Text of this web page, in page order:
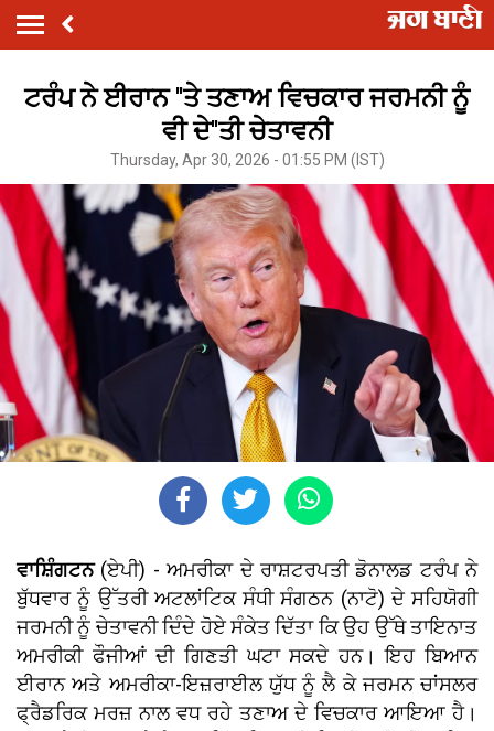
ਟਰੰਪ ਨੇ ਈਰਾਨ ''ਤੇ ਤਣਾਅ ਵਿਚਕਾਰ ਜਰਮਨੀ ਨੂੰ
ਵੀ ਦੇ''ਤੀ ਚੇਤਾਵਨੀ
Thursday, Apr 30, 2026 - 01:55 PM (IST)
ਵਾਸ਼ਿੰਗਟਨ(ਏਪੀ) - ਅਮਰੀਕਾ ਦੇ ਰਾਸ਼ਟਰਪਤੀ ਡੋਨਾਲਡ ਟਰੰਪ ਨੇ
ਬੁੱਧਵਾਰ ਨੂੰ ਉੱਤਰੀ ਅਟਲਾਂਟਿਕ ਸੰਧੀ ਸੰਗਠਨ (ਨਾਟੋ) ਦੇ ਸਹਿਯੋਗੀ
ਜਰਮਨੀ ਨੂੰ ਚੇਤਾਵਨੀ ਦਿੰਦੇ ਹੋਏ ਸੰਕੇਤ ਦਿੱਤਾ ਕਿ ਉਹ ਉੱਥੇ ਤਾਇਨਾਤ
ਅਮਰੀਕੀ ਫੌਜੀਆਂ ਦੀ ਗਿਣਤੀ ਘਟਾ ਸਕਦੇ ਹਨ। ਇਹ ਬਿਆਨ
ਈਰਾਨ ਅਤੇ ਅਮਰੀਕਾ-ਇਜ਼ਰਾਈਲ ਯੁੱਧ ਨੂੰ ਲੈ ਕੇ ਜਰਮਨ ਚਾਂਸਲਰ
ਫ੍ਰੈਡਰਿਕ ਮਰਜ਼ ਨਾਲ ਵਧ ਰਹੇ ਤਣਾਅ ਦੇ ਵਿਚਕਾਰ ਆਇਆ ਹੈ।